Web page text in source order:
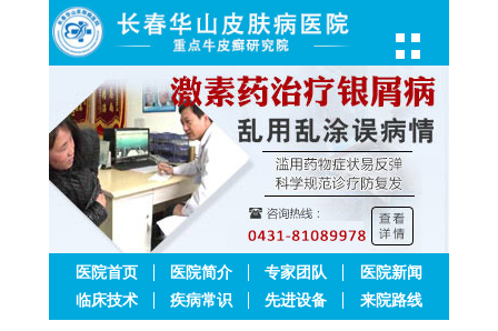
医院首页 医院简介 专家团队
医院新闻
临床技术
疾病常识 先进设备 来院路线